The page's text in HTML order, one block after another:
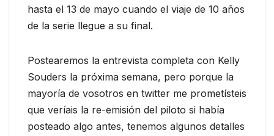
hasta el 13 de mayo cuando el viaje de 10 años
de la serie llegue a su final.
Postearemos la entrevista completa con Kelly
Souders la próxima semana, pero porque la
mayoría de vosotros en twitter me prometísteis
que veríais la re-emisión del piloto si había
posteado algo antes, tenemos algunos detalles